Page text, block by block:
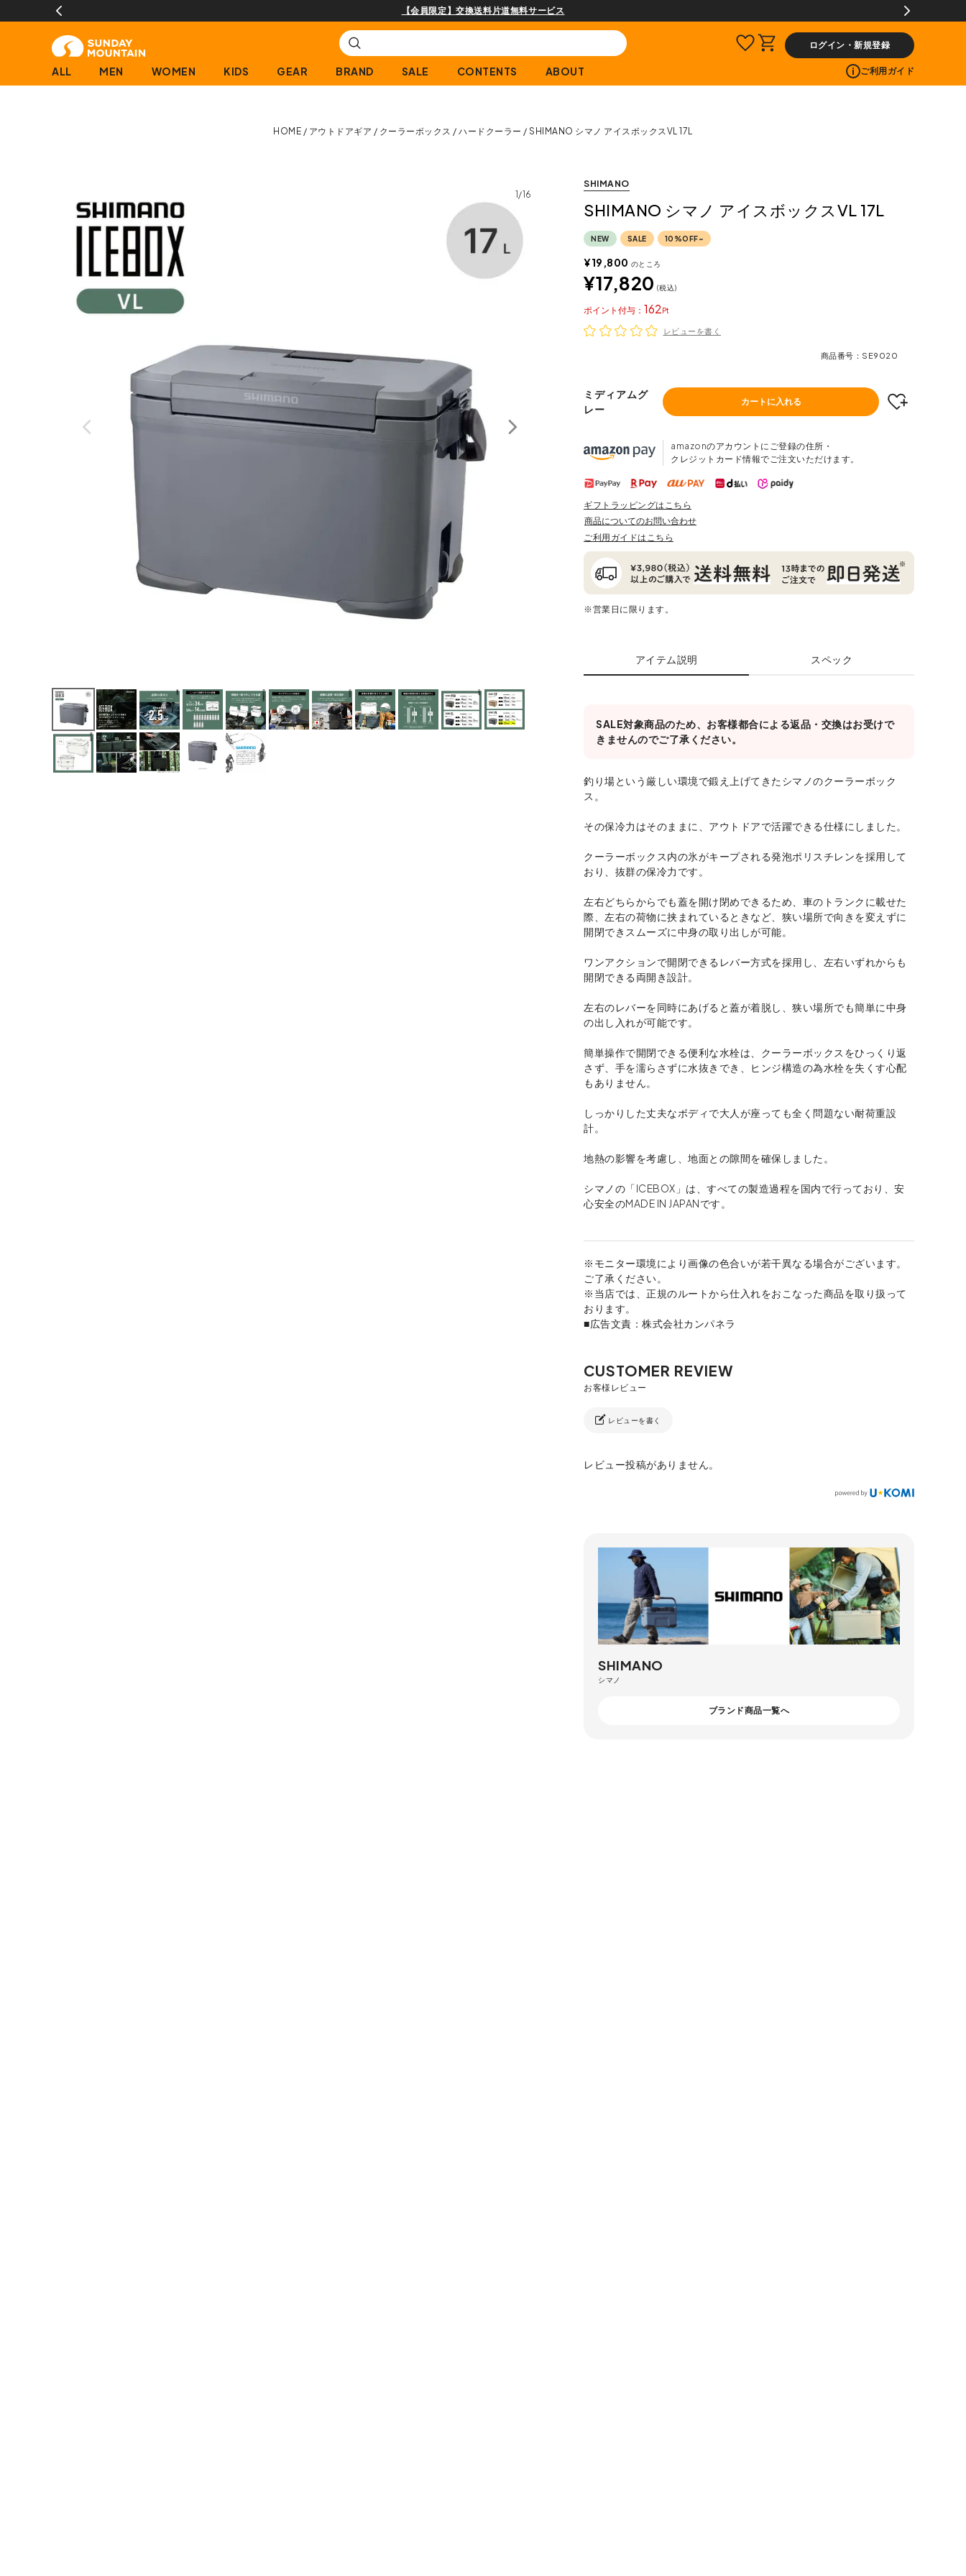
購入商品[¥2,000(税込)以上]のレビュー投稿で300ptプレゼント!
ログイン・新規登録
ALL MEN WOMEN KIDS GEAR BRAND SALE CONTENTS ABOUT ご利用ガイド
HOME アウトドアギア クーラーボックス ハードクーラー SHIMANO シマノ アイスボックスVL 17L
1/16
SHIMANO
SHIMANO シマノ アイスボックスVL 17L
NEW SALE 10%OFF~
¥19,800 のところ
¥17,820 税込
162
ポイント
レビューを書く
商品番号 SE9020
ミディアムグ
レー
カートに入れる
amazonのアカウントにご登録の住所・
クレジットカード情報でご注文いただけます。
ギフトラッピングはこちら
商品についてのお問い合わせ
ご利用ガイドはこちら
※営業日に限ります。
アイテム説明 スペック
SALE対象商品のため、お客様都合による返品・交換はお受けで
きませんのでご了承ください。
釣り場という厳しい環境で鍛え上げてきたシマノのクーラーボック
ス。
その保冷力はそのままに、アウトドアで活躍できる仕様にしました。
クーラーボックス内の氷がキープされる発泡ポリスチレンを採用して
おり、抜群の保冷力です。
左右どちらからでも蓋を開け閉めできるため、車のトランクに載せた
際、左右の荷物に挟まれているときなど、狭い場所で向きを変えずに
開閉できスムーズに中身の取り出しが可能。
ワンアクションで開閉できるレバー方式を採用し、左右いずれからも
開閉できる両開き設計。
左右のレバーを同時にあげると蓋が着脱し、狭い場所でも簡単に中身
の出し入れが可能です。
簡単操作で開閉できる便利な水栓は、クーラーボックスをひっくり返
さず、手を濡らさずに水抜きでき、ヒンジ構造の為水栓を失くす心配
もありません。
しっかりした丈夫なボディで大人が座っても全く問題ない耐荷重設
計。
地熱の影響を考慮し、地面との隙間を確保しました。
シマノの「ICEBOX」は、すべての製造過程を国内で行っており、安
心安全のMADE IN JAPANです。
※モニター環境により画像の色合いが若干異なる場合がございます。
ご了承ください。
※当店では、正規のルートから仕入れをおこなった商品を取り扱って
おります。
■広告文責：株式会社カンパネラ
レビューを書く
レビュー投稿がありません。
SHIMANO
シマノ
ブランド商品一覧へ